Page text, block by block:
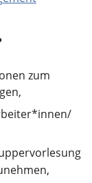
zum